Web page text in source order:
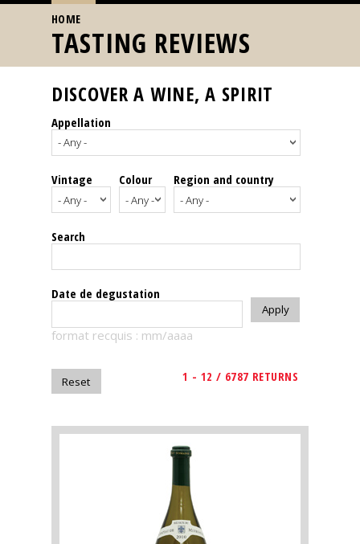
Home
Our
events
Spirits
Tasting
reviews
The
magazine
Magazine
YOU ARE HERE
HOME
TASTING REVIEWS
DISCOVER A WINE, A SPIRIT
Appellation
Vintage Colour Region and country
Search
Date de degustation
format recquis : mm/aaaa
1 - 12 / 6787 RETURNS